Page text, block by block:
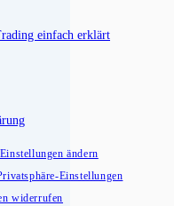
einfach erklärt
ändern
Einstellungen
widerrufen